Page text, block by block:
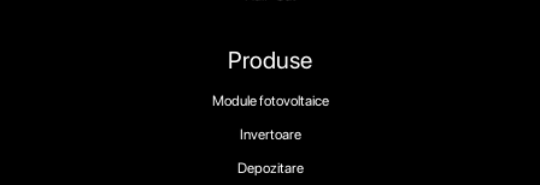
Produse
Module fotovoltaice
Invertoare
Depozitare